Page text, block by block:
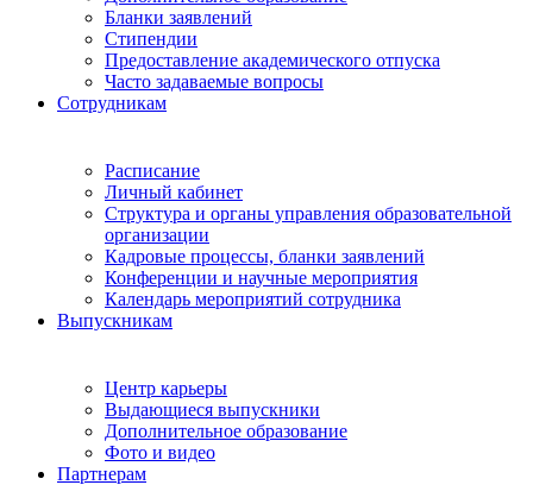
Бланки заявлений
Стипендии
Предоставление академического отпуска
Часто задаваемые вопросы
Сотрудникам
Расписание
Личный кабинет
Структура и органы управления образовательной
организации
Кадровые процессы, бланки заявлений
Конференции и научные мероприятия
Календарь мероприятий сотрудника
Выпускникам
Центр карьеры
Выдающиеся выпускники
Дополнительное образование
Фото и видео
Партнерам